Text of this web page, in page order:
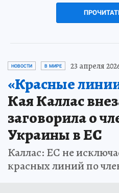
НОВОСТИ В МИРЕ 23 апреля
«Красные
Кая Каллас
заговорила о
Украины в ЕС
Каллас: ЕС не
красных линий по